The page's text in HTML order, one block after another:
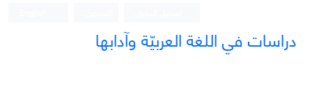
دراسات في اللغة العربيّة وآدابها